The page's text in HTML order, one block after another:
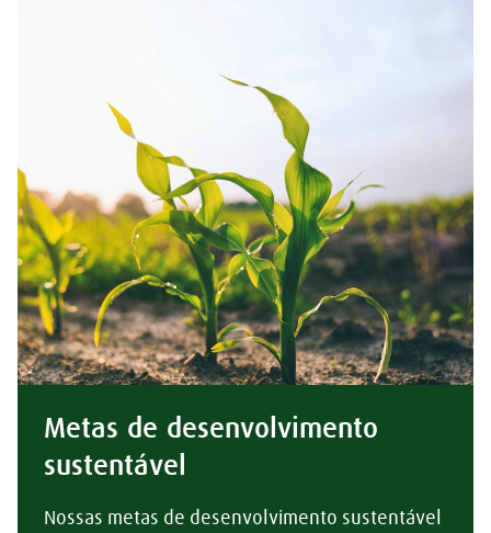
Metas de desenvolvimento
sustentável
Nossas metas de desenvolvimento sustentável